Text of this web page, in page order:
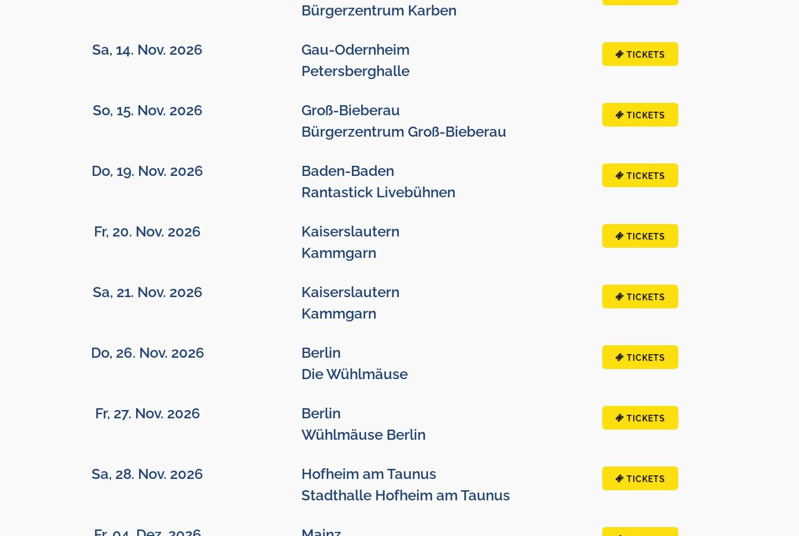
Bürgerzentrum Karben
Sa, 14. Nov. 2026
Gau-Odernheim
Petersberghalle
TICKETS
So, 15. Nov. 2026
Groß-Bieberau
Bürgerzentrum Groß-Bieberau
TICKETS
Do, 19. Nov. 2026
Baden-Baden
Rantastick Livebühnen
TICKETS
Fr, 20. Nov. 2026
Kaiserslautern
Kammgarn
TICKETS
Sa, 21. Nov. 2026
Kaiserslautern
Kammgarn
TICKETS
Do, 26. Nov. 2026
Berlin
Die Wühlmäuse
TICKETS
Fr, 27. Nov. 2026
Berlin
Wühlmäuse Berlin
TICKETS
Sa, 28. Nov. 2026
Hofheim am Taunus
Stadthalle Hofheim am Taunus
TICKETS